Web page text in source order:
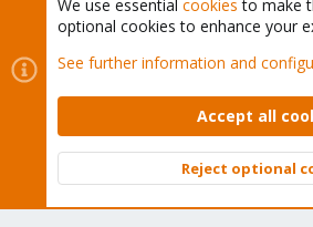
Cookies
Proxmox Support Forum -
Contact us
Terms and rules Privacy
Community platform by XenForo © 2010-
We use essential cookies to make
optional cookies to enhance your
See further information and
Accept all
Reject optional